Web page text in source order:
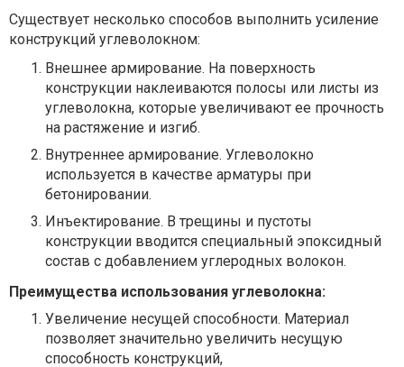
Существует несколько способов выполнить усиление
конструкций углеволокном:
Внешнее армирование. На поверхность
конструкции наклеиваются полосы или листы из
углеволокна, которые увеличивают ее прочность
на растяжение и изгиб.
Внутреннее армирование. Углеволокно
используется в качестве арматуры при
бетонировании.
Инъектирование. В трещины и пустоты
конструкции вводится специальный эпоксидный
состав с добавлением углеродных волокон.
Преимущества использования углеволокна:
Увеличение несущей способности. Материал
позволяет значительно увеличить несущую
способность конструкций,